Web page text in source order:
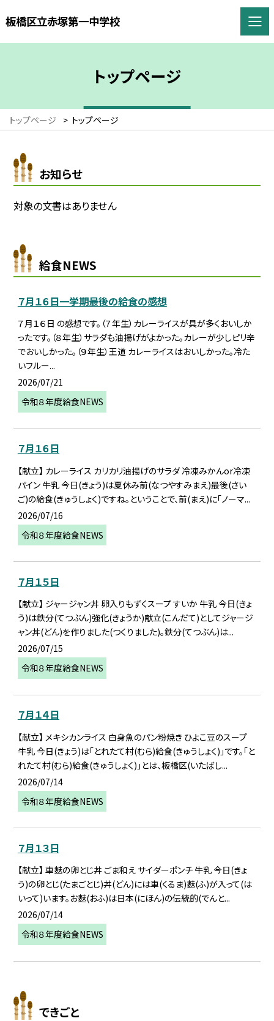
板橋区立赤塚第一中学校
トップページ
トップページ > トップページ
お知らせ
対象の文書はありません
給食NEWS
７月１６日一学期最後の給食の感想
７月１６日 の感想です。（７年生）カレーライスが具が多くおいしか
ったです。（８年生）サラダも油揚げがよかった。カレーが少しピリ辛
でおいしかった。（９年生）王道 カレーライスはおいしかった。冷た
いフルー...
2026/07/21
令和８年度給食NEWS
７月１６日
【献立】 カレーライス カリカリ油揚げのサラダ 冷凍みかんor冷凍
パイン 牛乳 今日(きょう)は夏休み前(なつやすみまえ)最後(さい
ご)の給食(きゅうしょく)ですね。ということで、前(まえ)に「ノーマ...
2026/07/16
令和８年度給食NEWS
７月１５日
【献立】 ジャージャン丼 卵入りもずくスープ すいか 牛乳 今日(きょ
う)は鉄分(てつぶん)強化(きょうか)献立(こんだて)としてジャージ
ャン丼(どん)を作りました(つくりました)。鉄分(てつぶん)は...
2026/07/15
令和８年度給食NEWS
７月１４日
【献立】 メキシカンライス 白身魚のパン粉焼き ひよこ豆のスープ
牛乳 今日(きょう)は「とれたて村(むら)給食(きゅうしょく)」です。「と
れたて村(むら)給食(きゅうしょく)」とは、板橋区(いたばし...
2026/07/14
令和８年度給食NEWS
７月１３日
【献立】 車麩の卵とじ丼 ごま和え サイダーポンチ 牛乳 今日(きょ
う)の卵とじ(たまごとじ)丼(どん)には車(くるま)麩(ふ)が入って(は
いって)います。お麩(おふ)は日本(にほん)の伝統的(でんと...
2026/07/14
令和８年度給食NEWS
できごと